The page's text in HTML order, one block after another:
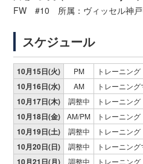
FW #10 所属：ヴィッセル神戸
スケジュール
10月15日(火) PM トレーニング
10月16日(水) AM トレーニン
10月17日(木) 調整中 トレーニング
10月18日(金) AM/PM トレーニング
10月19日(土) 調整中 トレーニング
10月20日(日) 調整中 トレーニン
10月21日(月) 調整中 トレーニング